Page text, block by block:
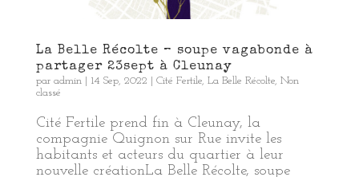
La Belle Récolte – soupe vagabonde à
partager 23sept à Cleunay
par admin| 14 Sep, 2022 Cité Fertile, La Belle Récolte, Non
classé
Cité Fertile prend fin à Cleunay, la
compagnie Quignon sur Rue invite les
habitants et acteurs du quartier à leur
nouvelle créationLa Belle Récolte, soupe